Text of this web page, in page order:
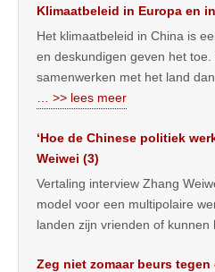
Klimaatbeleid in Europa en
Het klimaatbeleid in China is
en deskundigen geven het
samenwerken met het land
… >> lees meer
‘Hoe de Chinese politiek
Weiwei (3)
Vertaling interview Zhang
model voor een multipolaire
landen zijn vrienden of kunnen
Zeg niet zomaar beurs tegen